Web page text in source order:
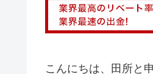
こんにちは、田所と